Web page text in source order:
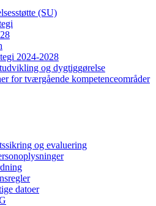
(SU)
2024-2028
og dygtiggørelse
for tværgående kompetenceområder
og evaluering
datoer